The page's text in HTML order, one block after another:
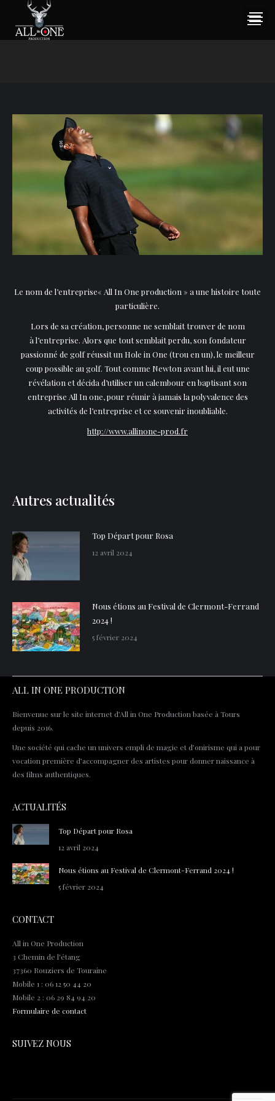
Le nom de l’entreprise« All In One production » a une histoire toute
particulière.
Lors de sa création, personne ne semblait trouver de nom
à l’entreprise. Alors que tout semblait perdu, son fondateur
passionné de golf réussit un Hole in One (trou en un), le meilleur
coup possible au golf. Tout comme Newton avant lui, il eut une
révélation et décida d’utiliser un calembour en baptisant son
entreprise All In one, pour réunir à jamais la polyvalence des
activités de l’entreprise et ce souvenir inoubliable.
http://www.allinone-prod.fr
Autres actualités
Top Départ pour Rosa
12 avril 2024
Nous étions au Festival de Clermont-Ferrand
2024 !
5 février 2024
ALL IN ONE PRODUCTION
Bienvenue sur le site internet d’All in One Production basée à Tours
depuis 2016.
Une société qui cache un univers empli de magie et d’onirisme qui a pour
vocation première d’accompagner des artistes pour donner naissance à
des films authentiques.
ACTUALITÉS
Top Départ pour Rosa
12 avril 2024
Nous étions au Festival de Clermont-Ferrand 2024 !
5 février 2024
CONTACT
All in One Production
3 Chemin de l'étang
37360 Rouziers de Touraine
Mobile 1 : 06 12 50 44 20
Mobile 2 : 06 29 84 94 20
Formulaire de contact
SUIVEZ NOUS